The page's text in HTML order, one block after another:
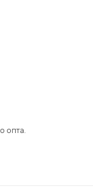
опта.